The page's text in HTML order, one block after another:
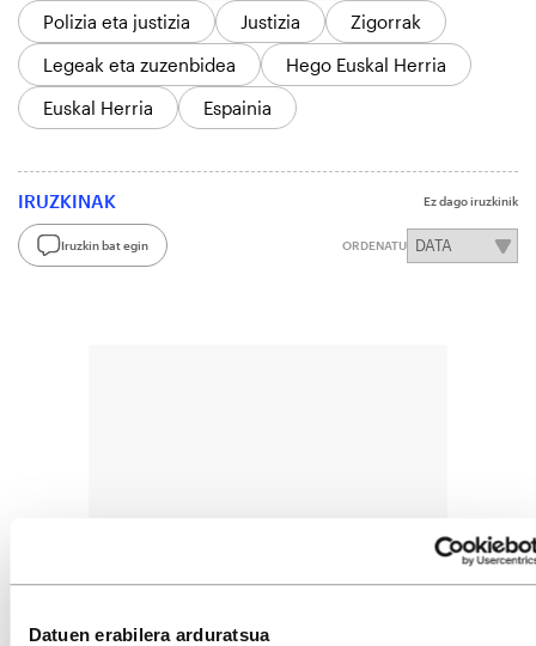
Datuen erabilera arduratsua
Polizia eta justizia
Justizia
Zigorrak
Legeak eta zuzenbidea
Hego Euskal Herria
Euskal Herria
Espainia
IRUZKINAK Ez dago iruzkinik
Iruzkin bat egin ORDENATU